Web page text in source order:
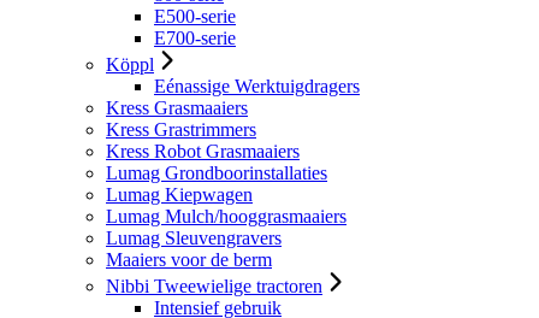
E500-serie
E700-serie
Köppl
Eénassige Werktuigdragers
Kress Grasmaaiers
Kress Grastrimmers
Kress Robot Grasmaaiers
Lumag Grondboorinstallaties
Lumag Kiepwagen
Lumag Mulch/hooggrasmaaiers
Lumag Sleuvengravers
Maaiers voor de berm
Nibbi Tweewielige tractoren
Intensief gebruik